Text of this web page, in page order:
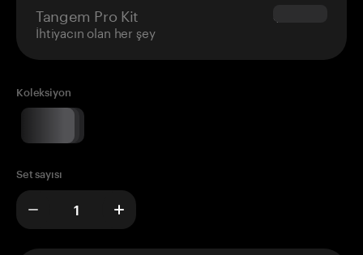
Tangem Pro Kit
İhtiyacın olan her şey
$180.00
Koleksiyon
Set sayısı